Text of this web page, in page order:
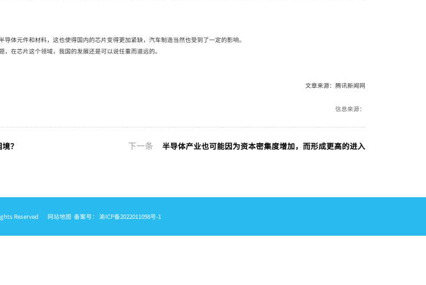
体元件和材料，这也使得国内的芯片变得更加紧缺，汽车制造当然也受到了一定的影响。
在芯片这个领域，我国的发展还是可以说任重而道远的。
文章来源：腾讯新闻网
信息来源：
？ 下一条 半导体产业也可能因为资本密集度增加，而形成更高的进入
Reserved 网站地图 备案号： 渝ICP备2022011098号-1